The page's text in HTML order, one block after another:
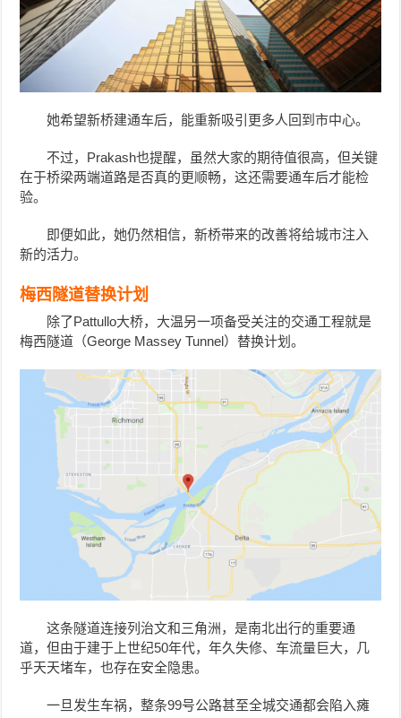
她希望新桥建通车后，能重新吸引更多人回到市中心。
不过，Prakash也提醒，虽然大家的期待值很高，但关键
在于桥梁两端道路是否真的更顺畅，这还需要通车后才能检
验。
即便如此，她仍然相信，新桥带来的改善将给城市注入
新的活力。
梅西隧道替换计划
除了Pattullo大桥，大温另一项备受关注的交通工程就是
梅西隧道（George Massey Tunnel）替换计划。
这条隧道连接列治文和三角洲，是南北出行的重要通
道，但由于建于上世纪50年代，年久失修、车流量巨大，几
乎天天堵车，也存在安全隐患。
一旦发生车祸，整条99号公路甚至全城交通都会陷入瘫